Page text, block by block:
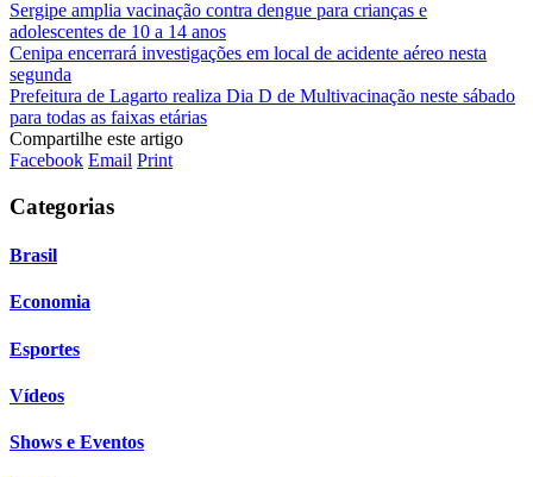
Sergipe amplia vacinação contra dengue para crianças e
adolescentes de 10 a 14 anos
Cenipa encerrará investigações em local de acidente aéreo nesta
segunda
Prefeitura de Lagarto realiza Dia D de Multivacinação neste sábado
para todas as faixas etárias
Compartilhe este artigo
Facebook Email Print
Categorias
Brasil
Economia
Esportes
Vídeos
Shows e Eventos